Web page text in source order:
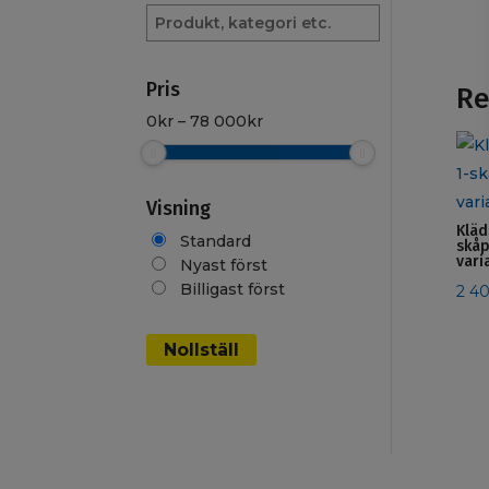
Sök
produkt
Pris
0 kr –78 000 kr
Visning
Standard
Nyast först
Billigast först
2